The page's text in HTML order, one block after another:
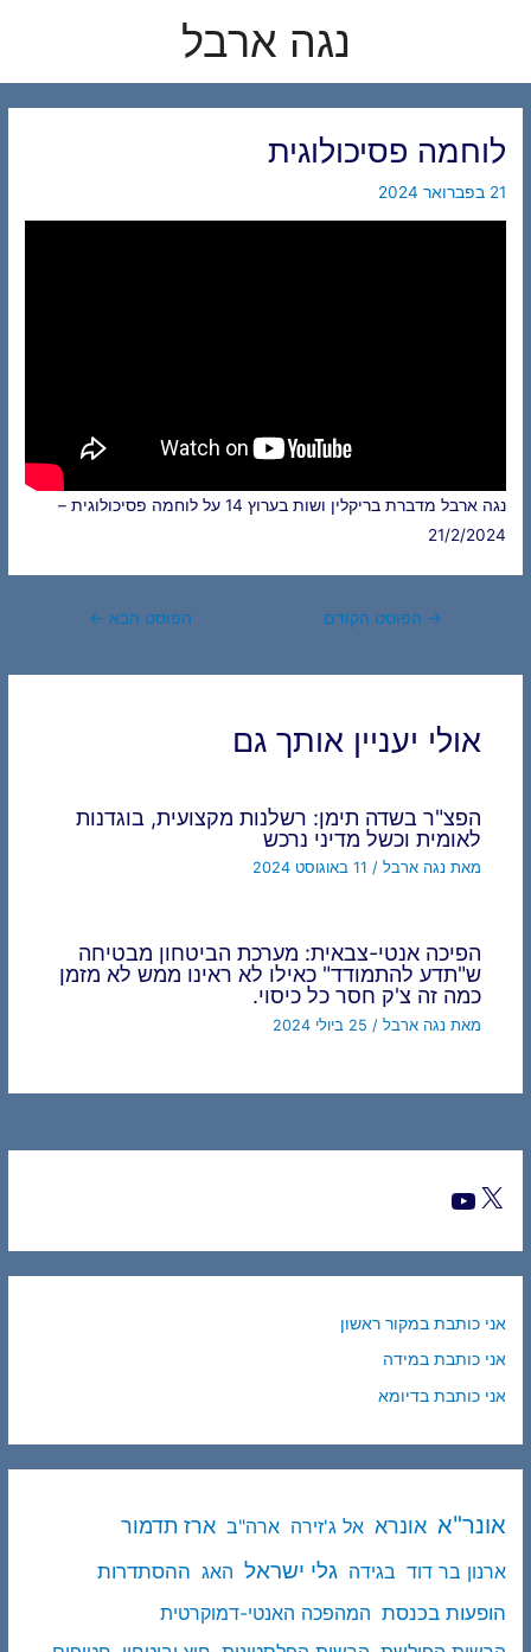
נגה ארבל
לוחמה פסיכולוגית
21 בפברואר 2024
נגה ארבל מדברת בריקלין ושות בערוץ 14 על לוחמה פסיכולוגית –
21/2/2024
→הפוסט הקודם הפוסט הבא←
אולי יעניין אותך גם
הפצ"ר בשדה תימן: רשלנות מקצועית, בוגדנות
לאומית וכשל מדיני נרכש
מאתנגה ארבל/11 באוגוסט 2024
הפיכה אנטי-צבאית: מערכת הביטחון מבטיחה
ש"תדע להתמודד" כאילו לא ראינו ממש לא מזמן
כמה זה צ'ק חסר כל כיסוי.
מאתנגה ארבל/25 ביולי 2024
אני כותבת במקור ראשון
אני כותבת במידה
אני כותבת בדיומא
אונר"א אונרא אל ג'זירה ארה"ב ארז תדמור
ארנון בר דוד בגידה גלי ישראל האג
ההסתדרות
הופעות בכנסת
המהפכה האנטי-דמוקרטית